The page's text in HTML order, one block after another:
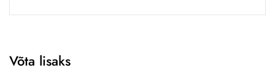
Võta lisaks